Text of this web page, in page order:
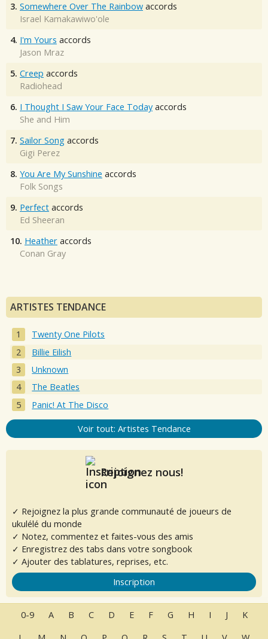
3. Somewhere Over The Rainbow accords
Israel Kamakawiwo'ole
4. I'm Yours accords
Jason Mraz
5. Creep accords
Radiohead
6. I Thought I Saw Your Face Today accords
She and Him
7. Sailor Song accords
Gigi Perez
8. You Are My Sunshine accords
Folk Songs
9. Perfect accords
Ed Sheeran
10. Heather accords
Conan Gray
ARTISTES TENDANCE
Twenty One Pilots
Billie Eilish
Unknown
The Beatles
Panic! At The Disco
Voir tout: Artistes Tendance
Rejoignez nous!
✓ Rejoignez la plus grande communauté de joueurs de
ukulélé du monde
✓ Notez, commentez et faites-vous des amis
✓ Enregistrez des tabs dans votre songbook
✓ Ajouter des tablatures, reprises, etc.
Inscription
0-9 A B C D E F G H I J
K